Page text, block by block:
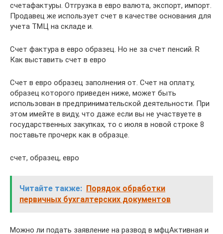
счетафактуры. Отгрузка в евро валюта, экспорт, импорт.
Продавец же использует счет в качестве основания для
учета ТМЦ на складе и.
Счет фактура в евро образец. Но не за счет пенсий. R
Как выставить счет в евро
Счет в евро образец заполнения от. Счет на оплату,
образец которого приведен ниже, может быть
использован в предпринимательской деятельности. При
этом имейте в виду, что даже если вы не участвуете в
государственных закупках, то с июля в новой строке 8
поставьте прочерк как в образце.
счет, образец, евро
Читайте также: Порядок обработки
первичных бухгалтерских документов
Можно ли подать заявление на развод в мфцАктивная и